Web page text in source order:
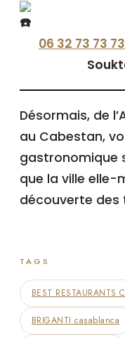
06 32 73 73 73
Désormais, de l’Avenue Brasserie Nouvelle
au Cabestan,
gastronomique
que la ville elle-
découverte des
TAGS
BEST RESTAURANTS
BRIGANTI casablanca